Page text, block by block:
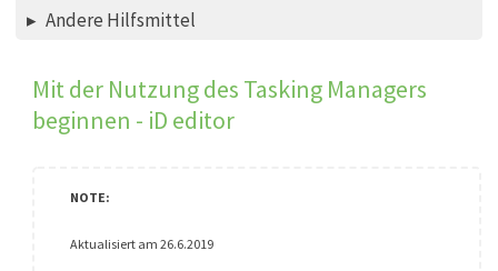
Andere Hilfsmittel
Mit der Nutzung des Tasking Managers
beginnen - iD editor
Aktualisiert am 26.6.2019